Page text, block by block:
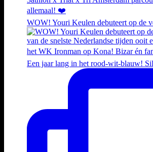
WOW! Youri Keulen debuteert op de
Een jaar lang in het rood-wit-blauw!